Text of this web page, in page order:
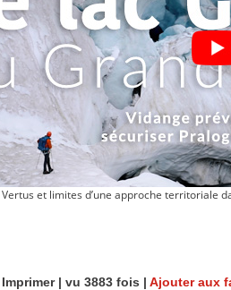
et limites d’une approche territoriale
Imprimer| vu 3883 fois | Ajouter aux